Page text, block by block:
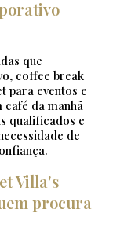
que
coffee break
para eventos e
da manhã
qualificados e
de
Villa's
procura